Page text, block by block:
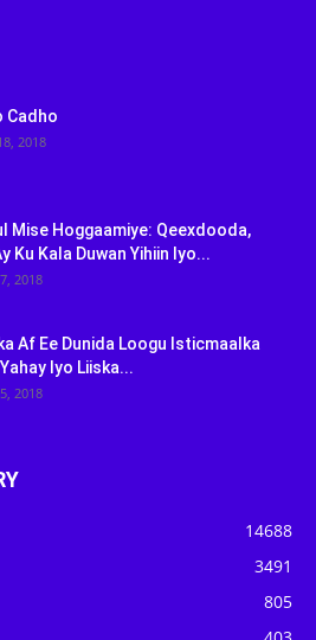
Cadho
2018
Mise Hoggaamiye: Qeexdooda,
Ku Kala Duwan Yihiin Iyo...
2018
Af Ee Dunida Loogu Isticmaalka
Iyo Liiska...
2018
14688
3491
805